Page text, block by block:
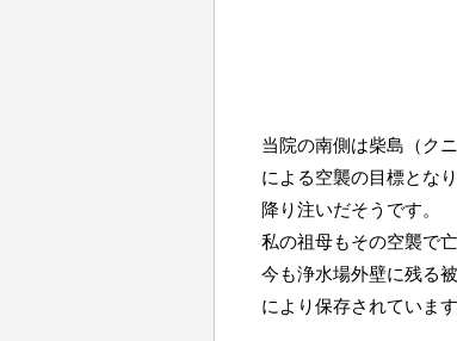
当院の南側は柴島（ク
による空襲の目標とな
降り注いだそうです。
私の祖母もその空襲で
今も浄水場外壁に残る
により保存されています